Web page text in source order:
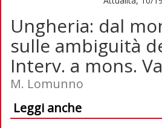
Ungheria: dal
sulle ambiguità
Interv. a mons.
M. Lomunno
Leggi anche